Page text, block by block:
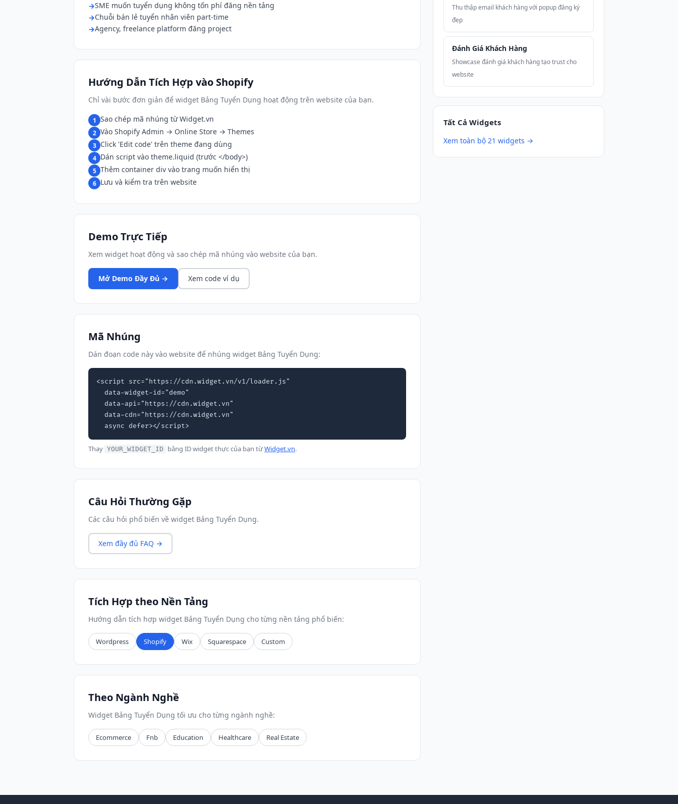
SME muốn tuyển dụng không tốn phí đăng nền tảng
Chuỗi bán lẻ tuyển nhân viên part-time
Agency, freelance platform đăng project
Hướng Dẫn Tích Hợp vào Shopify
Chỉ vài bước đơn giản để widget Bảng Tuyển Dụng hoạt động trên website của bạn.
1 Sao chép mã nhúng từ Widget.vn
2 Vào Shopify Admin → Online Store → Themes
3 Click 'Edit code' trên theme đang dùng
4 Dán script vào theme.liquid (trước </body>)
5 Thêm container div vào trang muốn hiển thị
6 Lưu và kiểm tra trên website
Demo Trực Tiếp
Xem widget hoạt động và sao chép mã nhúng vào website của bạn.
Mở Demo Đầy Đủ → Xem code ví dụ
Mã Nhúng
Dán đoạn code này vào website để nhúng widget Bảng Tuyển Dụng:
<script src="https://cdn.widget.vn/v1/loader.js"
  async defer></script>
Thay YOUR_WIDGET_ID bằng ID widget thực của bạn từWidget.vn.
Câu Hỏi Thường Gặp
Các câu hỏi phổ biến về widget Bảng Tuyển Dụng.
Xem đầy đủ FAQ →
Tích Hợp theo Nền Tảng
Hướng dẫn tích hợp widget Bảng Tuyển Dụng cho từng nền tảng phổ biến:
Wordpress Shopify Wix Squarespace Custom
Theo Ngành Nghề
Widget Bảng Tuyển Dụng tối ưu cho từng ngành nghề:
Ecommerce Fnb Education Healthcare Real Estate
Thu thập email khách hàng với popup đăng ký
đẹp
Đánh Giá Khách Hàng
Showcase đánh giá khách hàng tạo trust cho
website
Tất Cả Widgets
Xem toàn bộ 21 widgets →